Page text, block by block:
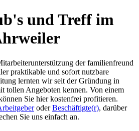
und Treff im
der familienfreund
praktikable und sofort nutzbare
lernten wir seit der Gründung in
tollen Angeboten kennen. Von einem
Sie hier kostenfrei profitieren.
oderBeschäftigte(r), darüber
Sie uns einfach an.